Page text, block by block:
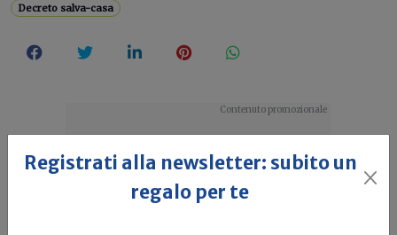
Decreto salva-casa
Registrati alla newsletter: subito un
regalo per te